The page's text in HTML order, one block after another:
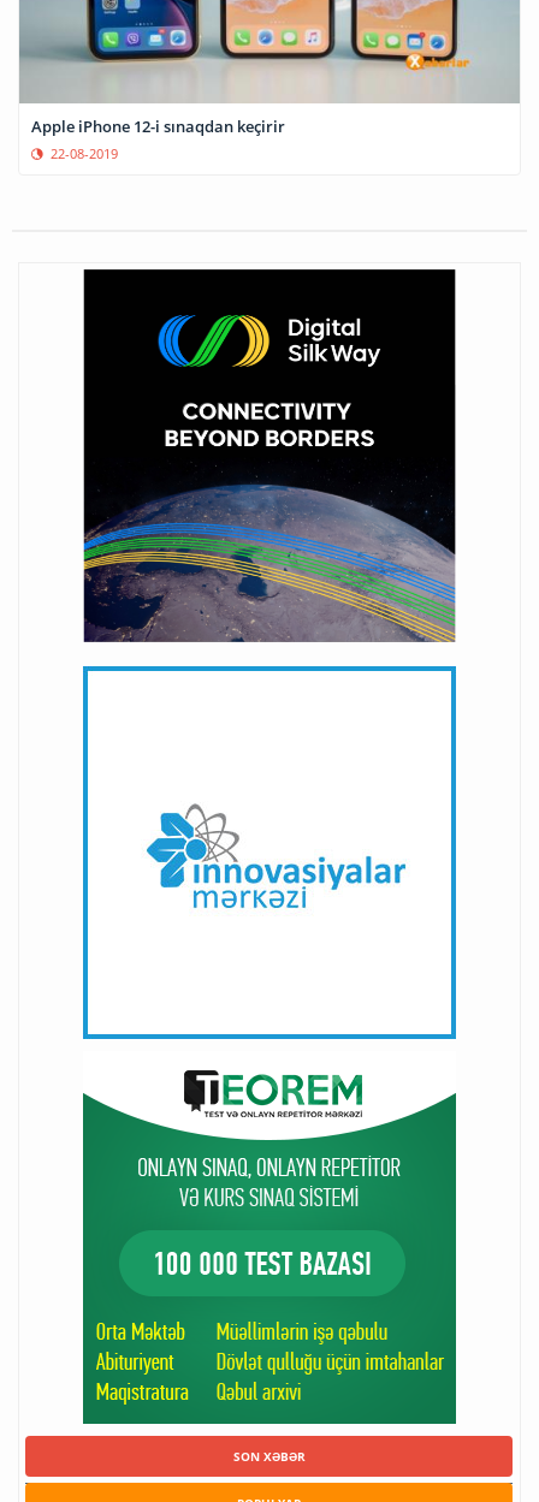
Apple iPhone 12-i sınaqdan keçirir
22-08-2019
SON XƏBƏR